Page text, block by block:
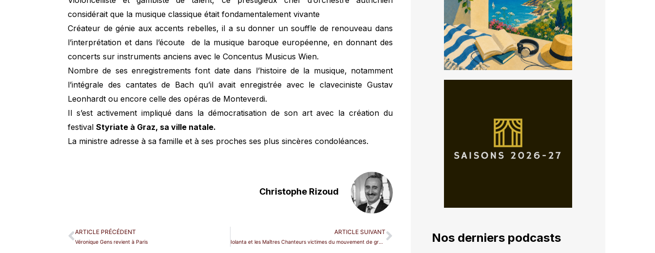
considérait que la musique classique était fondamentalement vivante
Créateur de génie aux accents rebelles, il a su donner un souffle de renouveau dans
l’interprétation et dans l’écoute de la musique baroque européenne, en donnant des
concerts sur instruments anciens avec le Concentus Musicus Wien.
Nombre de ses enregistrements font date dans l’histoire de la musique, notamment
l’intégrale des cantates de Bach qu’il avait enregistrée avec le claveciniste Gustav
Leonhardt ou encore celle des opéras de Monteverdi.
Il s’est activement impliqué dans la démocratisation de son art avec la création du
festivalStyriate à Graz, sa ville natale.
La ministre adresse à sa famille et à ses proches ses plus sincères condoléances.
Christophe Rizoud
ARTICLE PRÉCÉDENT
Véronique Gens revient à Paris
ARTICLE SUIVANT
Iolanta et les Maîtres Chanteurs victimes du mouvement de grève national Nos derniers podcasts